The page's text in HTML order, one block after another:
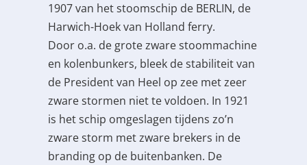
1907 van het stoomschip de BERLIN, de
Harwich-Hoek van Holland ferry.
Door o.a. de grote zware stoommachine
en kolenbunkers, bleek de stabiliteit van
de President van Heel op zee met zeer
zware stormen niet te voldoen. In 1921
is het schip omgeslagen tijdens zo’n
zware storm met zware brekers in de
branding op de buitenbanken. De